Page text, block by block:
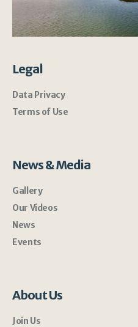
Legal
Data Privacy
Terms of Use
News & Media
Gallery
Our Videos
News
Events
About Us
Join Us